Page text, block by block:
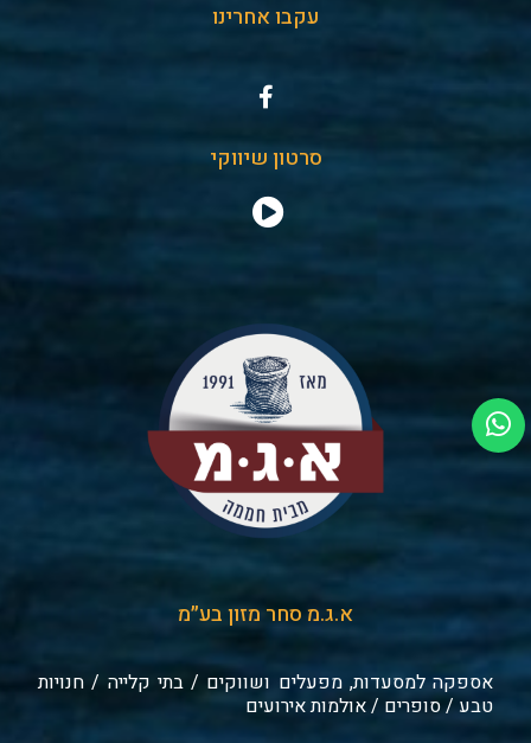
עקבו אחרינו
סרטון שיווקי
א.ג.מ סחר מזון בע״מ
אספקה למסעדות, מפעלים ושווקים / בתי קלייה / חנויות
טבע / סופרים / אולמות אירועים